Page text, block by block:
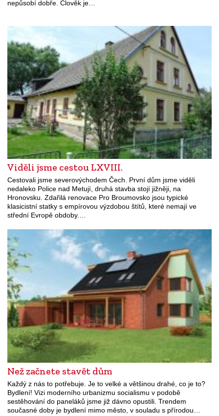
nepůsobí dobře. Člověk je…
Viděli jsme cestou LXVIII.
Cestovali jsme severovýchodem Čech. První dům jsme viděli
nedaleko Police nad Metují, druhá stavba stojí jižněji, na
Hronovsku. Zdařilá renovace Pro Broumovsko jsou typické
klasicistní statky s empírovou výzdobou štítů, které nemají ve
střední Evropě obdoby.…
Než začnete stavět dům
Každý z nás to potřebuje. Je to velké a většinou drahé, co je to?
Bydlení! Vizi moderního urbanizmu socialismu v podobě
sestěhování do paneláků jsme již dávno opustili. Trendem
současné doby je bydlení mimo město, v souladu s přírodou…